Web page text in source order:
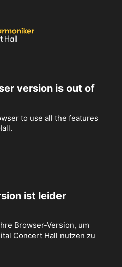
version is out of
to use all the features
ist leider
Browser-Version, um
Concert Hall nutzen zu